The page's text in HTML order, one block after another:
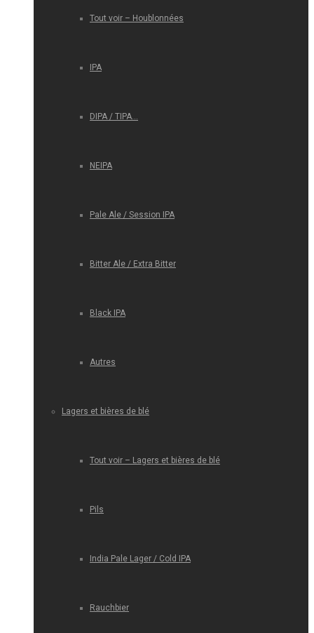
Tout voir – Houblonnées
IPA
DIPA / TIPA…
NEIPA
Pale Ale / Session IPA
Bitter Ale / Extra Bitter
Black IPA
Autres
Lagers et bières de blé
Tout voir – Lagers et bières de blé
Pils
India Pale Lager / Cold IPA
Rauchbier